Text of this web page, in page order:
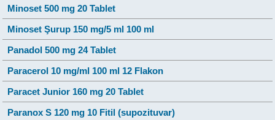
Minoset 500 mg 20 Tablet
Minoset Şurup 150 mg/5 ml 100 ml
Panadol 500 mg 24 Tablet
Paracerol 10 mg/ml 100 ml 12 Flakon
Paracet Junior 160 mg 20 Tablet
Paranox S 120 mg 10 Fitil (supozituvar)